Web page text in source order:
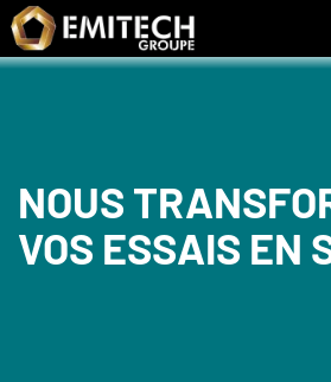
Panneau de gestion des cookies
NOUS
VOS ESSAIS EN